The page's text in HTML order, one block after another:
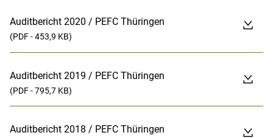
Auditbericht 2020 / PEFC Thüringen
(PDF - 453,9 KB)
Auditbericht 2019 / PEFC Thüringen
(PDF - 795,7 KB)
Auditbericht 2018 / PEFC Thüringen